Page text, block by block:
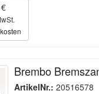
Brembo
ArtikelNr.: 20516578